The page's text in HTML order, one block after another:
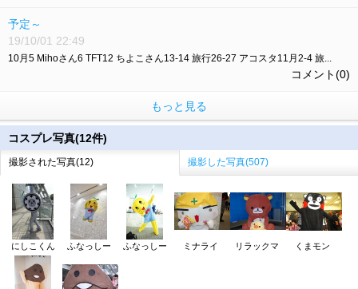
予定～
19/10/01 22:49
10月5 Mihoさん6 TFT12 ちよこさん13-14 旅行26-27 アコスタ11月2-4 旅...
コメント(0)
もっと見る
コスプレ写真(12件)
撮影された写真(12) 撮影した写真(507)
にしこくん ふなっしー ふなっしー ミナライ リラックマ くまモン